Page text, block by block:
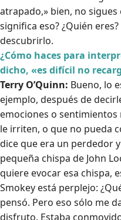
atrapado,» bien, no
significa eso? ¿Quién
descubrirlo.
¿Cómo haces para
dicho, «es difícil no
Terry O’Quinn: Bueno, lo
ejemplo, después de
emociones o sentimientos
le irriten, o que no pueda
dice que era un perdedor
pequeña chispa de John
quiere evocar esa chispa,
Smokey está perplejo:
pensó. Pero eso sólo me
disfruto. Estaba